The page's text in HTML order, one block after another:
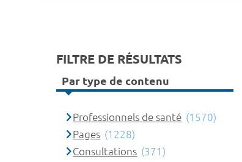
FILTRE DE RÉSULTATS
Par type de contenu
Professionnels de santé (1570)
Pages (1228)
Consultations (371)